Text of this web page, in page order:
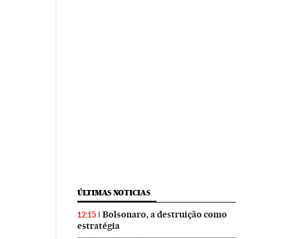
ÚLTIMAS NOTICIAS
12:15
Bolsonaro, a destruição como
estratégia